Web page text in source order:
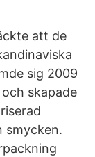
att de
sig 2009
skapade
smycken.